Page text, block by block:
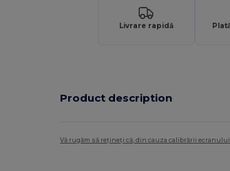
Livrare rapidă
Product description
Vă rugăm să rețineți că, din cauza calibrării